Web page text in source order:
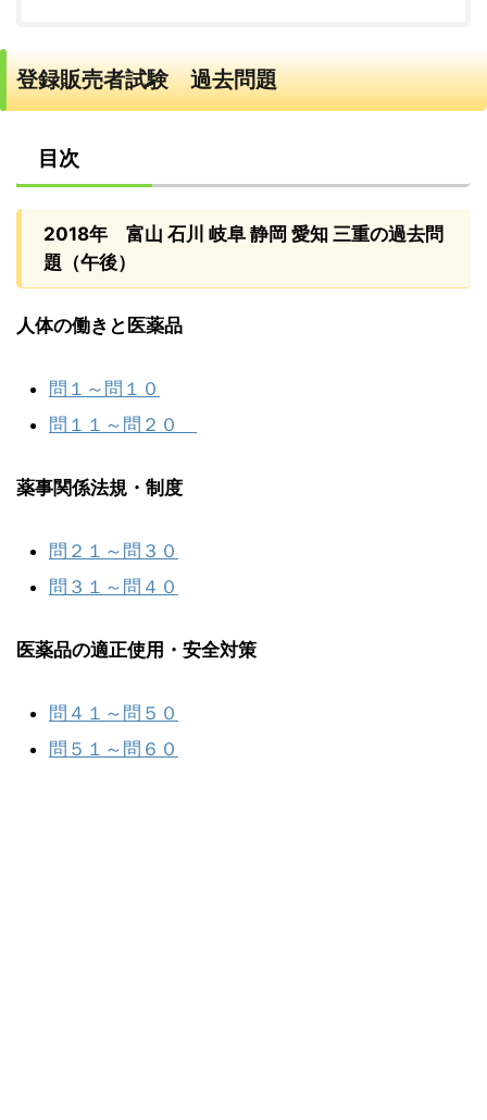
登録販売者試験 過去問題
目次
2018年 富山 石川 岐阜 静岡 愛知 三重の過去問
題（午後）
人体の働きと医薬品
問１～問１０
問１１～問２０
薬事関係法規・制度
問２１～問３０
問３１～問４０
医薬品の適正使用・安全対策
問４１～問５０
問５１～問６０